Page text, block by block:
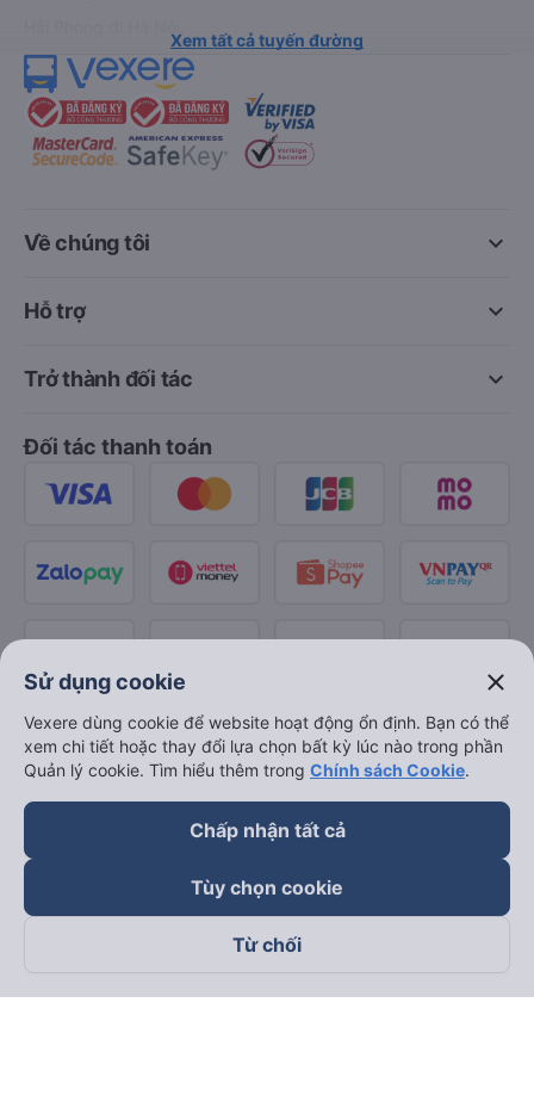
Xem tất cả tuyến đường
keyboard_arrow_down
Về chúng tôi
keyboard_arrow_down
Hỗ trợ
keyboard_arrow_down
Trở thành đối tác
Đối tác thanh toán
Theo dõi chúng tôi trên
Sử dụng cookie close
Vexere dùng cookie để website hoạt động ổn định. Bạn có thể
xem chi tiết hoặc thay đổi lựa chọn bất kỳ lúc nào trong phần
Quản lý cookie. Tìm hiểu thêm trong Chính sách Cookie.
Chấp nhận tất cả
Tùy chọn cookie
Từ chối